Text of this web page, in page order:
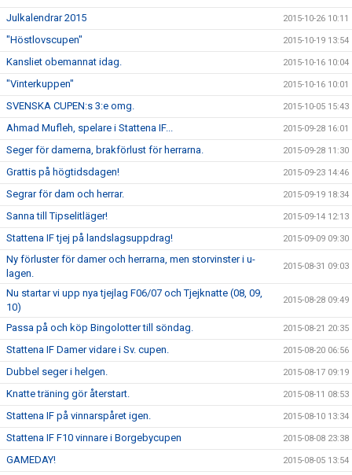
Julkalendrar 2015 2015-10-26 10:11
"Höstlovscupen" 2015-10-19 13:54
Kansliet obemannat idag. 2015-10-16 10:04
"Vinterkuppen" 2015-10-16 10:01
SVENSKA CUPEN:s 3:e omg. 2015-10-05 15:43
Ahmad Mufleh, spelare i Stattena IF... 2015-09-28 16:01
Seger för damerna, brakförlust för herrarna. 2015-09-28 11:30
Grattis på högtidsdagen! 2015-09-23 14:46
Segrar för dam och herrar. 2015-09-19 18:34
Sanna till Tipselitläger! 2015-09-14 12:13
Stattena IF tjej på landslagsuppdrag! 2015-09-09 09:30
Ny förluster för damer och herrarna, men storvinster i u-
lagen.
2015-08-31 09:03
Nu startar vi upp nya tjejlag F06/07 och Tjejknatte (08, 09,
10)
2015-08-28 09:49
Passa på och köp Bingolotter till söndag. 2015-08-21 20:35
Stattena IF Damer vidare i Sv. cupen. 2015-08-20 06:56
Dubbel seger i helgen. 2015-08-17 09:19
Knatte träning gör återstart. 2015-08-11 08:53
Stattena IF på vinnarspåret igen. 2015-08-10 13:34
Stattena IF F10 vinnare i Borgebycupen 2015-08-08 23:38
GAMEDAY! 2015-08-05 13:54